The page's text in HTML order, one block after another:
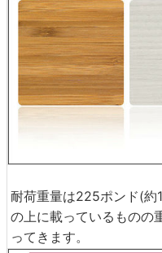
耐荷重量は225ポンド(約
の上に載っているものの
ってきます。